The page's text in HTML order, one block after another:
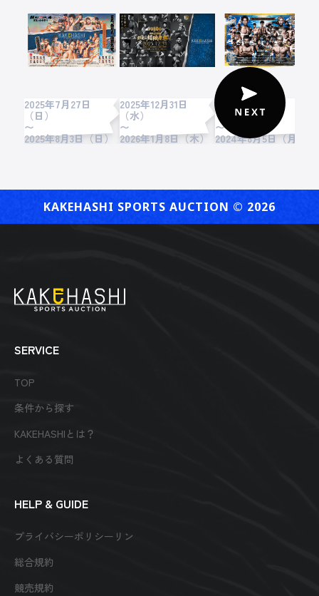
2025年7月27日
（日）
〜
2025年8月3日（日）
2025年12月31日
（水）
〜
2026年1月8日（木）
2024年7月28日
（日）
〜
2024年8月5日（月）
KAKEHASHI SPORTS AUCTION ©︎ 2026
SERVICE
TOP
条件から探す
KAKEHASHIとは？
よくある質問
HELP & GUIDE
プライバシーポリシーリン
総合規約
競売規約